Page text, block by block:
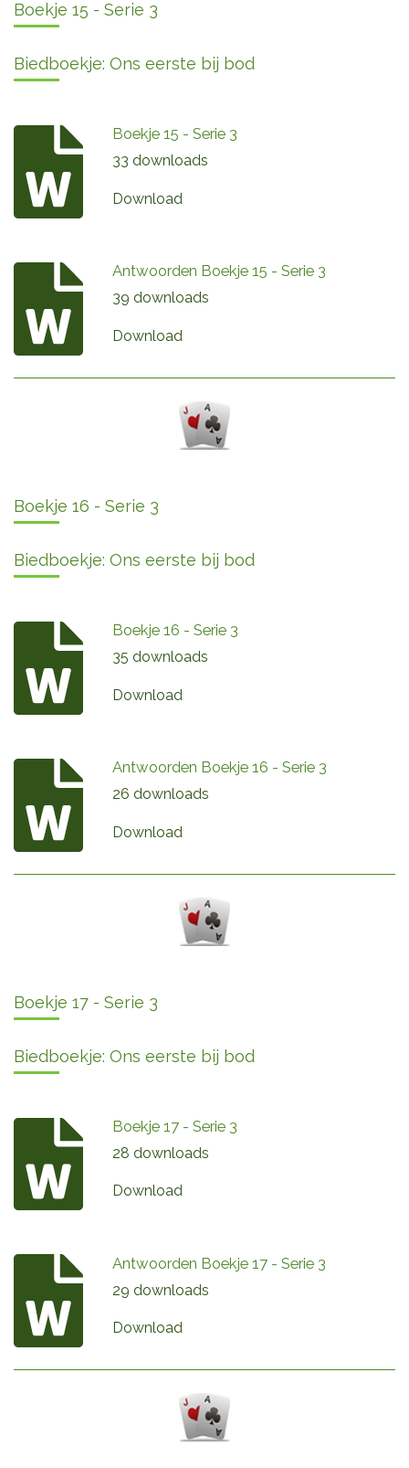
Boekje 15 - Serie 3
Biedboekje: Ons eerste bij bod
Boekje 15 - Serie 3
33 downloads
Download
Antwoorden Boekje 15 - Serie 3
39 downloads
Download
Boekje 16 - Serie 3
Biedboekje: Ons eerste bij bod
Boekje 16 - Serie 3
35 downloads
Download
Antwoorden Boekje 16 - Serie 3
26 downloads
Download
Boekje 17 - Serie 3
Biedboekje: Ons eerste bij bod
Boekje 17 - Serie 3
28 downloads
Download
Antwoorden Boekje 17 - Serie 3
29 downloads
Download